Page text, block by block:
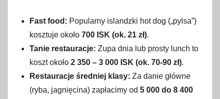
Fast food: Popularny islandzki hot dog („pylsa”)
kosztuje około 700 ISK (ok. 21 zł).
Tanie restauracje: Zupa dnia lub prosty lunch to
koszt około 2 350 – 3 000 ISK (ok. 70-90 zł).
Restauracje średniej klasy: Za danie główne
(ryba, jagnięcina) zapłacimy od 5 000 do 8 400